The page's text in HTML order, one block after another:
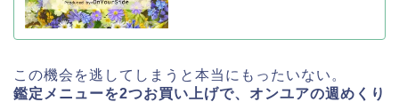
この機会を逃してしまうと本当にもったいない。
鑑定メニューを2つお買い上げで、オンユアの週めくり